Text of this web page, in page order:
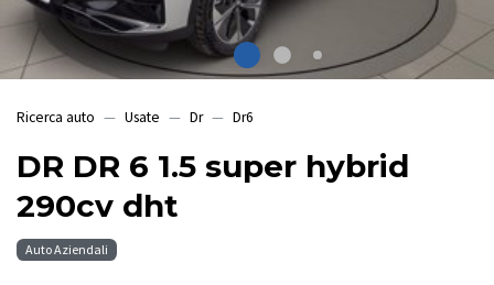
Ricerca auto Usate Dr Dr6
DR DR 6 1.5 super hybrid
290cv dht
Auto Aziendali